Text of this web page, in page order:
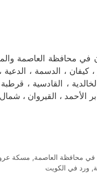
، كيفان ، الدسمة ،
، القادسية ،
الأحمد ، القيروان ،
محافظة العاصمة, مسكة
, ورد في الكويت